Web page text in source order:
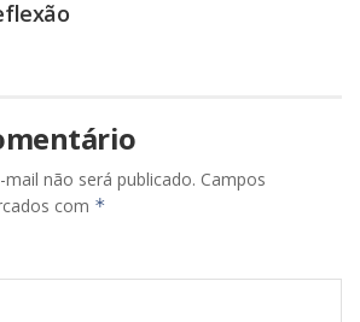
não será publicado. Campos
com *